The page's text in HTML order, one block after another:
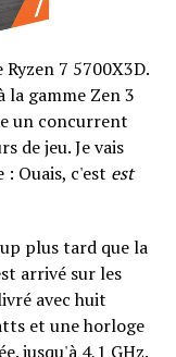
7 5700X3D.
la gamme Zen 3
un concurrent
de jeu. Je vais
: Ouais, c'est est
plus tard que la
arrivé sur les
avec huit
et une horloge
jusqu'à 4,1 GHz.